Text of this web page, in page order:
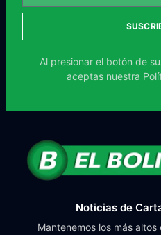
Al presionar el botón de
aceptas nuestra
Noticias de
Mantenemos los más